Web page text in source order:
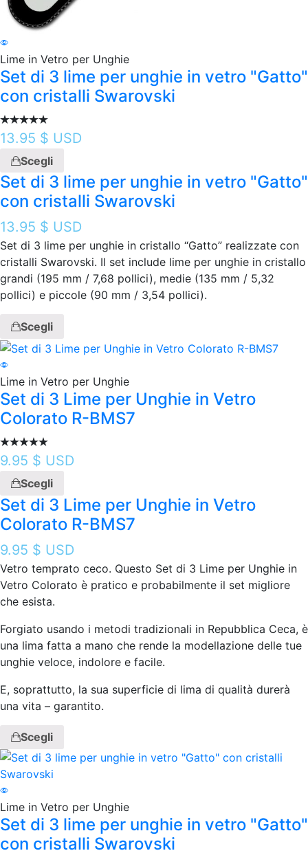
Lime in Vetro per Unghie
Set di 3 lime per unghie in vetro "Gatto"
con cristalli Swarovski
13.95 $ USD
Scegli
Set di 3 lime per unghie in vetro "Gatto"
con cristalli Swarovski
13.95 $ USD
Set di 3 lime per unghie in cristallo “Gatto” realizzate con
cristalli Swarovski. Il set include lime per unghie in cristallo
grandi (195 mm / 7,68 pollici), medie (135 mm / 5,32
pollici) e piccole (90 mm / 3,54 pollici).
Scegli
Lime in Vetro per Unghie
Set di 3 Lime per Unghie in Vetro
Colorato R-BMS7
9.95 $ USD
Scegli
Set di 3 Lime per Unghie in Vetro
Colorato R-BMS7
9.95 $ USD
Vetro temprato ceco. Questo Set di 3 Lime per Unghie in
Vetro Colorato è pratico e probabilmente il set migliore
che esista.
Forgiato usando i metodi tradizionali in Repubblica Ceca, è
una lima fatta a mano che rende la modellazione delle tue
unghie veloce, indolore e facile.
E, soprattutto, la sua superficie di lima di qualità durerà
una vita – garantito.
Scegli
Lime in Vetro per Unghie
Set di 3 lime per unghie in vetro "Gatto"
con cristalli Swarovski